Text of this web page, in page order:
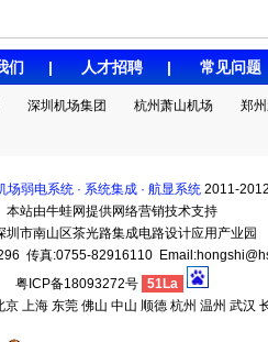
们 | 人才招聘 | 常见问题
深圳机场集团 杭州萧山机场 郑
场弱电系统 · 系统集成 · 航显系统2011-
本站由牛蛙网提供网络营销技术支持
圳市南山区茶光路集成电路设计应用产业园
传真:0755-82916110
粤ICP备18093272号 51La
上海 东莞 佛山 中山 顺德 杭州 温州 武汉